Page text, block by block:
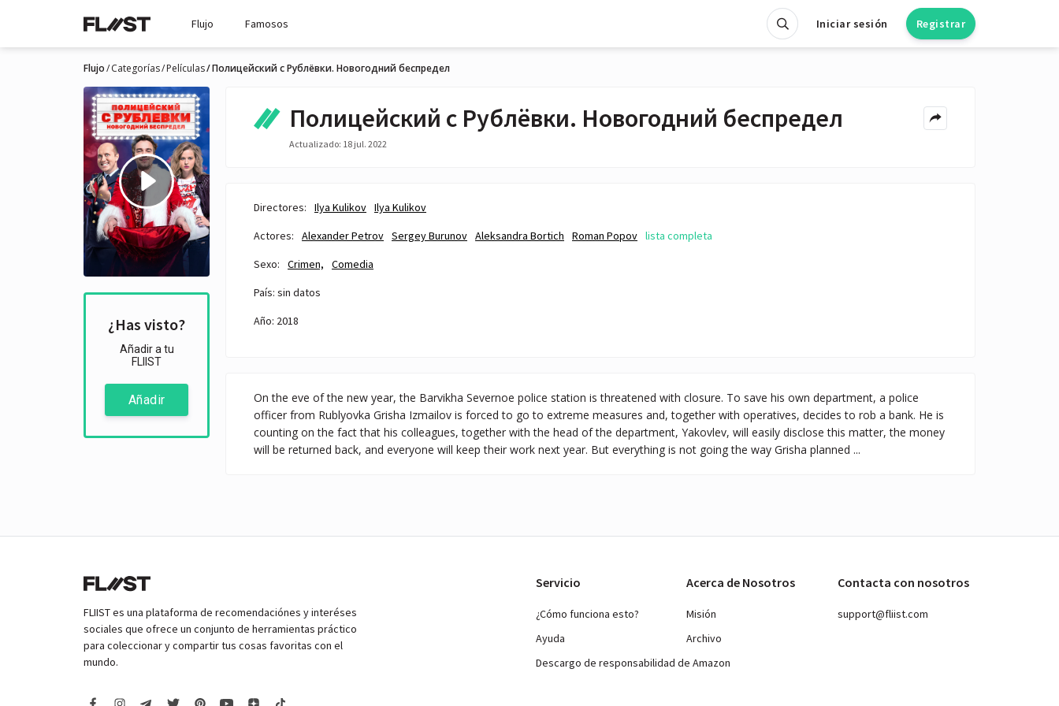
Flujo Famosos Iniciar sesión Registrar
Flujo Categorías Películas Полицейский с Рублёвки. Новогодний беспредел
¿Has visto?
Añadir a tu
FLIIST
Añadir
Полицейский с Рублёвки. Новогодний беспредел
Actualizado: 18 jul. 2022
Directores: Ilya Kulikov Ilya Kulikov
Actores:
Alexander Petrov Sergey Burunov Aleksandra Bortich Roman Popov lista completa
Sexo:
Crimen,
Comedia
País: sin datos
Año: 2018
On the eve of the new year, the Barvikha Severnoe police station is threatened with closure. To save his own department, a police
officer from Rublyovka Grisha Izmailov is forced to go to extreme measures and, together with operatives, decides to rob a bank. He is
counting on the fact that his colleagues, together with the head of the department, Yakovlev, will easily disclose this matter, the money
will be returned back, and everyone will keep their work next year. But everything is not going the way Grisha planned ...
FLIIST es una plataforma de recomendaciónes y interéses
sociales que ofrece un conjunto de herramientas práctico
para coleccionar y compartir tus cosas favoritas con el
mundo.
Servicio
¿Cómo funciona esto?
Ayuda
Descargo de responsabilidad de Amazon
Acerca de Nosotros
Misión
Archivo
Contacta con nosotros
support@fliist.com